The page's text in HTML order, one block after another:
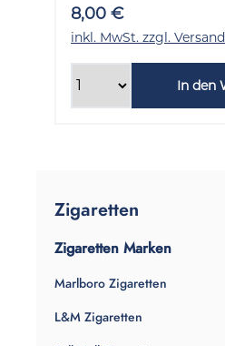
Zigaretten
Zigaretten Marken
Marlboro Zigaretten
L&M Zigaretten
8,00 €
inkl. MwSt. zzgl.
In den